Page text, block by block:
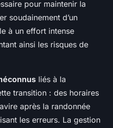
pour maintenir la
soudainement d’un
à un effort intense
ainsi les risques de
liés à la
transition : des horaires
après la randonnée
les erreurs. La gestion